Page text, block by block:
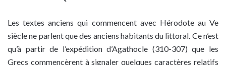
Les textes anciens qui commencent avec Hérodote au Ve
siècle ne parlent que des anciens habitants du littoral. Ce n’est
qu’à partir de l’expédition d’Agathocle (310-307) que les
Grecs commencèrent à signaler quelques caractères relatifs